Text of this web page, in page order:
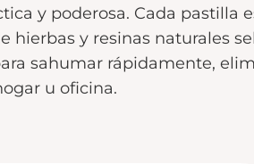
y poderosa. Cada pastilla
hierbas y resinas naturales
sahumar rápidamente,
u oficina.